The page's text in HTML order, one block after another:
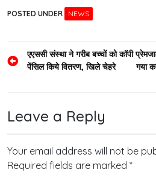
POSTED UNDER NEWS
Post
navigation
एएससी संस्था ने गरीब बच्चों को कॉपी
पेंसिल किये वितरण, खिले चेहरे
गया
Leave a Reply
Your email address will not be
Required fields are marked *